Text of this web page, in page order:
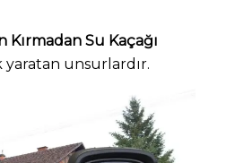
Kırmadan Su Kaçağı
yaratan unsurlardır.